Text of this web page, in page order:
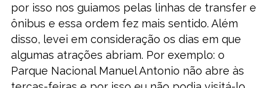
por isso nos guiamos pelas linhas de transfer e
ônibus e essa ordem fez mais sentido. Além
disso, levei em consideração os dias em que
algumas atrações abriam. Por exemplo: o
Parque Nacional Manuel Antonio não abre às